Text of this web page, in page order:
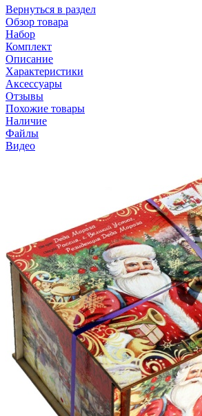
Вернуться в раздел
Обзор товара
Набор
Комплект
Описание
Характеристики
Аксессуары
Отзывы
Похожие товары
Наличие
Файлы
Видео